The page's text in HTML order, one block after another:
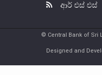
ව්‍යවහාර මුදල් නෝට්ටු
සංසරණයේ පවතින කාසි
ආර් එස් එස්
© Central Bank of Sri
Designed and